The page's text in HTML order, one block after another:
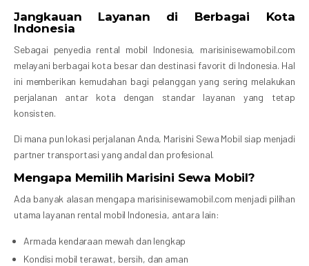
Jangkauan Layanan di Berbagai Kota
Indonesia
Sebagai penyedia rental mobil Indonesia, marisinisewamobil.com
melayani berbagai kota besar dan destinasi favorit di Indonesia. Hal
ini memberikan kemudahan bagi pelanggan yang sering melakukan
perjalanan antar kota dengan standar layanan yang tetap
konsisten.
Di mana pun lokasi perjalanan Anda, Marisini Sewa Mobil siap menjadi
partner transportasi yang andal dan profesional.
Mengapa Memilih Marisini Sewa Mobil?
Ada banyak alasan mengapa marisinisewamobil.com menjadi pilihan
utama layanan rental mobil Indonesia, antara lain:
Armada kendaraan mewah dan lengkap
Kondisi mobil terawat, bersih, dan aman